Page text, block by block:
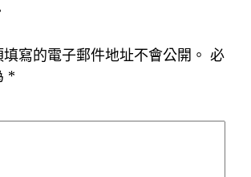
寫的電子郵件地址不會公開。 必
*